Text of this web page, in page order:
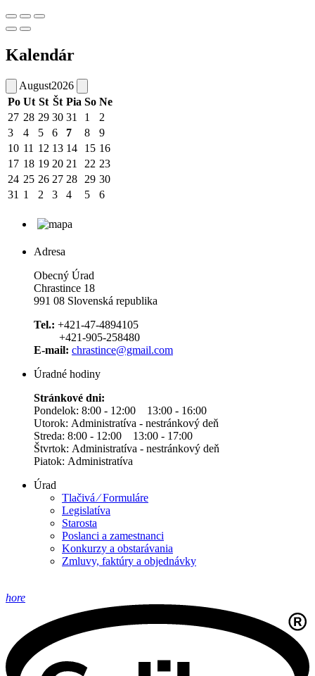
Kalendár
August2026
Po Ut St Št Pia So Ne
27 28 29 30 31 1
2
3
4 5 6 7 8
9
10 11 12 13 14 15 16
17 18 19 20 21 22 23
24 25 26 27 28 29 30
31 1 2 3 4 5 6
Adresa
Obecný Úrad
Chrastince 18
991 08 Slovenská republika
Tel.: +421-47-4894105
+421-905-258480
E-mail: chrastince@gmail.com
Úradné hodiny
Stránkové dni:
Pondelok: 8:00 - 12:00 13:00 - 16:00
Utorok: Administratíva - nestránkový deň
Streda: 8:00 - 12:00 13:00 - 17:00
Štvrtok: Administratíva - nestránkový deň
Piatok: Administratíva
Úrad
Tlačivá ⁄ Formuláre
Legislatíva
Starosta
Poslanci a zamestnanci
Konkurzy a obstarávania
Zmluvy, faktúry a objednávky
hore